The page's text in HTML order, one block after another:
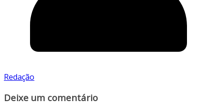
Redação
Deixe um comentário